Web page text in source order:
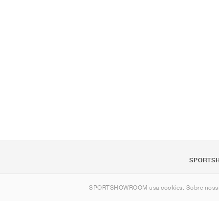
SPORTSHOWROOM usa cookies. Sobre
Contato